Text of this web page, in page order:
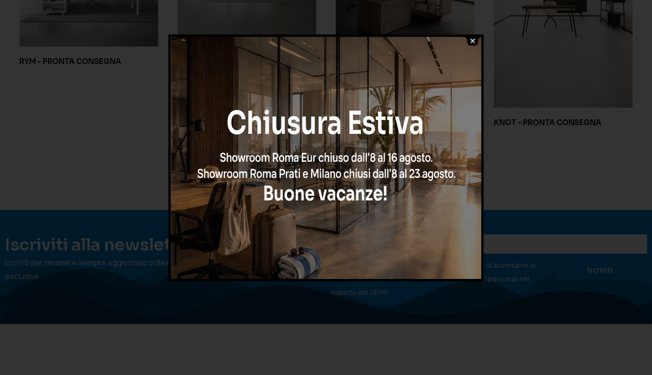
RYM - PRONTA CONSEGNA PLANETA - PRONTA CONSEGNA
LITHOS KNOT - PRONTA CONSEGNA
Iscriviti alla newsletter
Iscriviti per rimanere sempre aggiornato sulle nostre offerte e godere di promozioni
esclusive
, di accettarne le
condizioni e di autorizzare il trattamento dei dati personali nel
rispetto del GDPR.